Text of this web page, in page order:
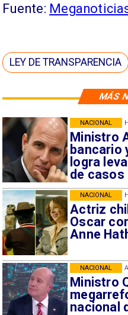
MÁS
Ministro
bancario
logra
de casos
NACIONAL
Actriz
Oscar
Anne
NACIONAL
Ministro
nacional
NACIONAL
Fuente:
LEY DE TRANSPARENCIA